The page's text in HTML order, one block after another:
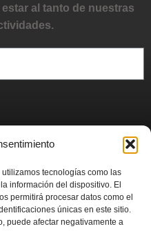
tecnologías como las
información del dispositivo. El
permitirá procesar datos como el
únicas en este sitio.
puede afectar negativamente a
al tanto de nuestras
y forma parte del